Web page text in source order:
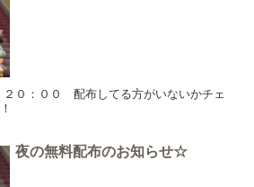
２０：００ 配布してる方がいないかチェ
夜の無料配布のお知らせ☆